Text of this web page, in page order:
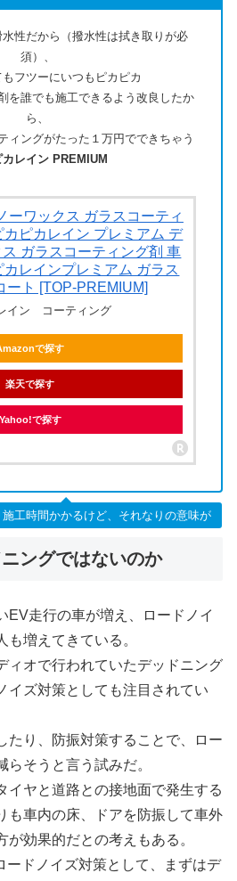
性だから（撥水性は拭き取りが必
須）、
フツーにいつもピカピカ
を誰でも施工できるよう改良したか
ら、
ィングがたった１万円でできちゃう
カレイン PREMIUM
ーワックス ガラスコーティ
カピカレイン プレミアム デ
ス ガラスコーティング剤 車
カレインプレミアム ガラス
ート [TOP-PREMIUM]
イン コーティング
で探す
楽天で探す
Yahoo!で探す
工時間かかるけど、それなりの意味が
ングではないのか
EV走行の車が増え、ロードノイ
も増えてきている。
ィオで行われていたデッドニング
イズ対策としても注目されてい
たり、防振対策することで、ロー
らそうと言う試みだ。
イヤと道路との接地面で発生する
も車内の床、ドアを防振して車外
効果的だとの考えもある。
ードノイズ対策として、まずはデ